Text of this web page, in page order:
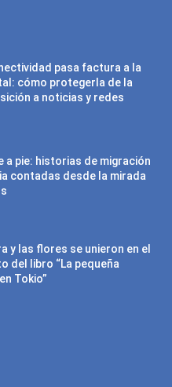
pasa factura a la
cómo protegerla de la
a noticias y redes
a pie: historias de migración
contadas desde la mirada
y las flores se unieron en el
del libro “La pequeña
Tokio”